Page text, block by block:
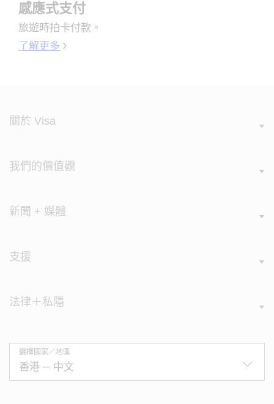
感應式支付
旅遊時拍卡付款。
了解更多
關於 Visa
我們的價值觀
新聞 + 媒體
支援
法律＋私隱
選擇國家／地區